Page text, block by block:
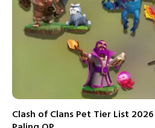
Clash of Clans Pet Tier List